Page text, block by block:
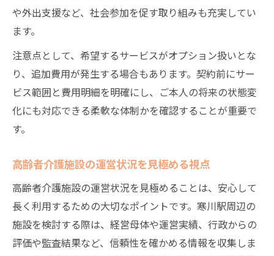
や外出支援など、社会参加を促す取り組みも充実してい
ます。
注意点として、希望するサービスがオプション扱いとな
り、追加費用が発生する場合もあります。契約前にサー
ビス範囲と費用明細を明確にし、ご本人の将来の状態変
化にも対応できる柔軟な体制かを確認することが重要で
す。
高齢者介護施設の運営状況を見極める視点
高齢者介護施設の運営状況を見極めることは、安心して
長く利用するための大切なポイントです。寒川駅周辺の
施設を検討する際は、経営母体や運営実績、行政からの
評価や監査結果など、信頼性を確かめる情報を収集しま